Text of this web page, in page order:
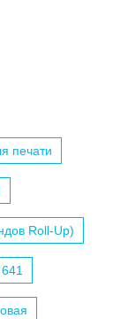
печати
Roll-Up)